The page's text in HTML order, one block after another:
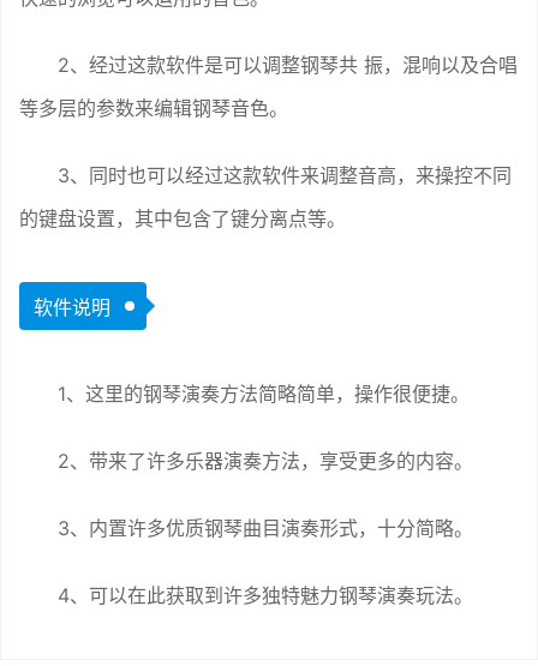
2、经过这款软件是可以调整钢琴共 振，混响以及合唱
等多层的参数来编辑钢琴音色。
3、同时也可以经过这款软件来调整音高，来操控不同
的键盘设置，其中包含了键分离点等。
软件说明
1、这里的钢琴演奏方法简略简单，操作很便捷。
2、带来了许多乐器演奏方法，享受更多的内容。
3、内置许多优质钢琴曲目演奏形式，十分简略。
4、可以在此获取到许多独特魅力钢琴演奏玩法。